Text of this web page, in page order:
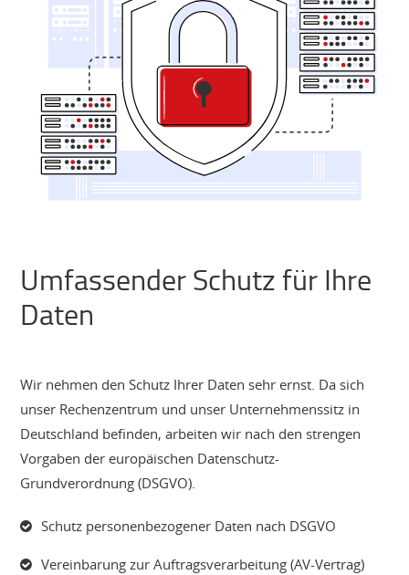
Umfassender Schutz für Ihre
Daten
Wir nehmen den Schutz Ihrer Daten sehr ernst. Da sich
unser Rechenzentrum und unser Unternehmenssitz in
Deutschland befinden, arbeiten wir nach den strengen
Vorgaben der europäischen Datenschutz-
Grundverordnung (DSGVO).
Schutz personenbezogener Daten nach DSGVO
Vereinbarung zur Auftragsverarbeitung (AV-Vertrag)